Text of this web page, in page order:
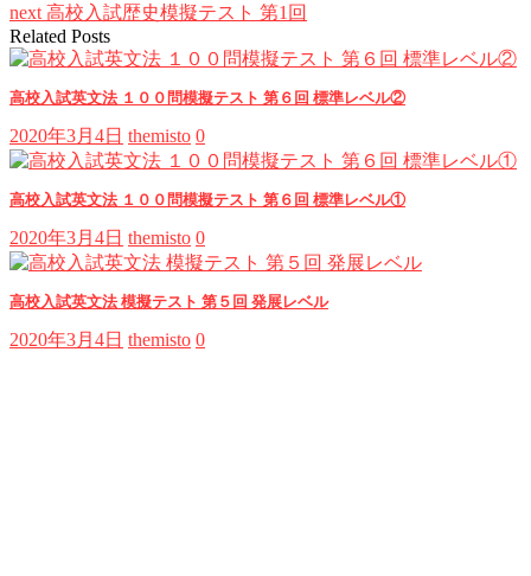
next 高校入試歴史模擬テスト 第1回
Related Posts
高校入試英文法 １００問模擬テスト 第６回 標準レベル②
2020年3月4日 themisto 0
高校入試英文法 １００問模擬テスト 第６回 標準レベル①
2020年3月4日 themisto 0
高校入試英文法 模擬テスト 第５回 発展レベル
2020年3月4日 themisto 0